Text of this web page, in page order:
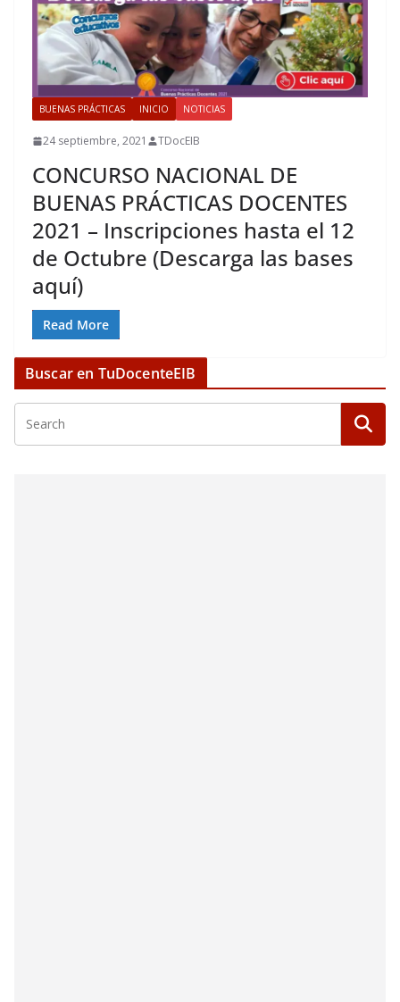
BUENAS PRÁCTICAS INICIO NOTICIAS
24 septiembre, 2021 TDocEIB
CONCURSO NACIONAL DE
BUENAS PRÁCTICAS DOCENTES
2021 – Inscripciones hasta el 12
de Octubre (Descarga las bases
aquí)
Read More
Buscar en TuDocenteEIB